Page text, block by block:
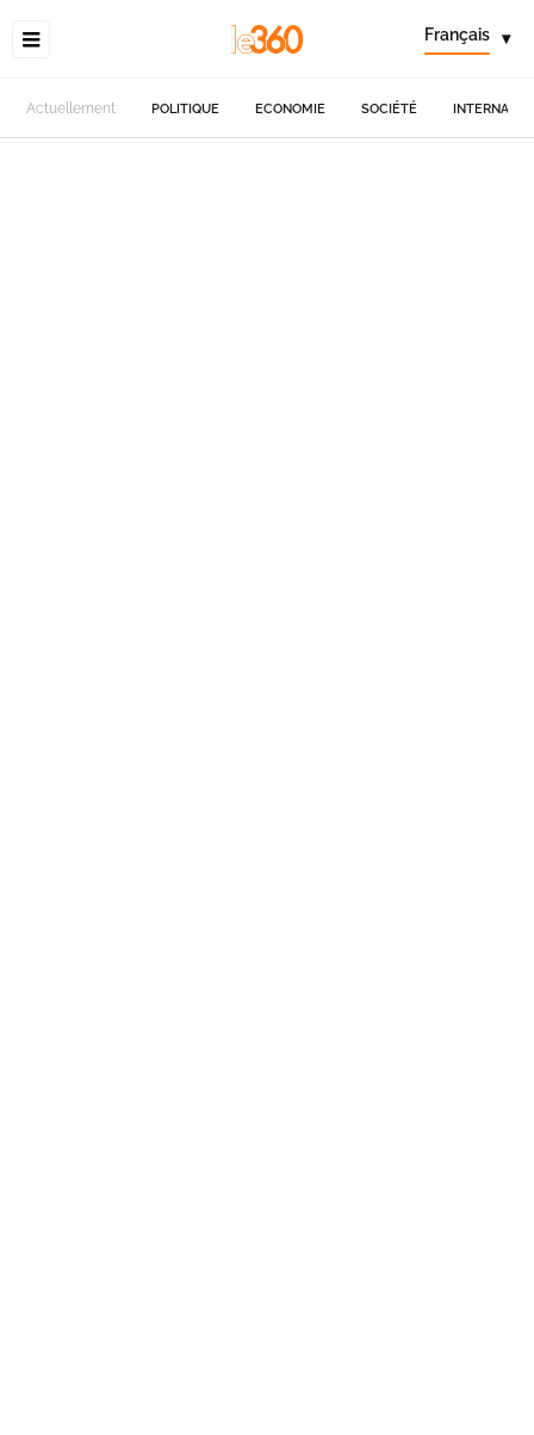
Français ▾
Actuellement POLITIQUE ECONOMIE SOCIÉTÉ